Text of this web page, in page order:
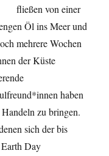
fließen von einer
Öl ins Meer und
mehrere Wochen
der Küste
haben
zu bringen.
sich der bis
Day